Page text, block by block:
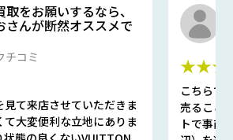
をお願いするなら、
さんが断然オススメで
コミ
見て来店させていただきま
て大変便利な立地にありま
こちらで
売ること
トで事前